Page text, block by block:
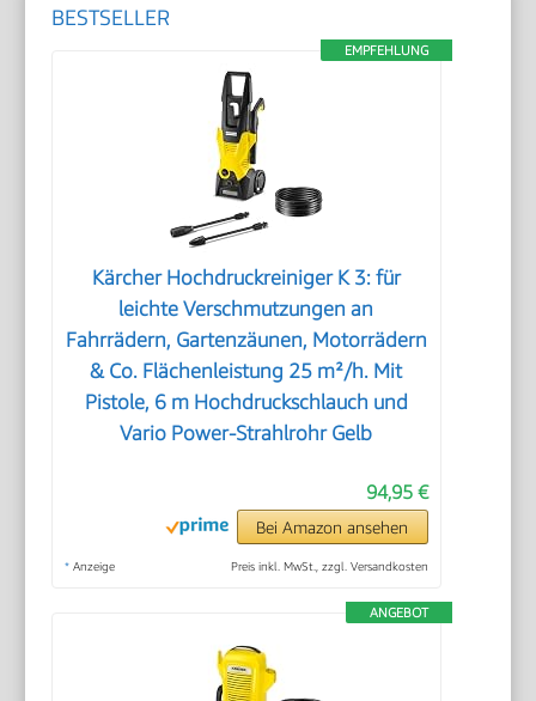
BESTSELLER
EMPFEHLUNG
Kärcher Hochdruckreiniger K 3: für
leichte Verschmutzungen an
Fahrrädern, Gartenzäunen, Motorrädern
& Co. Flächenleistung 25 m²/h. Mit
Pistole, 6 m Hochdruckschlauch und
Vario Power-Strahlrohr Gelb
94,95 €
Bei Amazon ansehen
* Anzeige Preis inkl. MwSt., zzgl. Versandkosten
ANGEBOT